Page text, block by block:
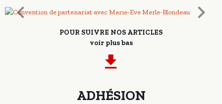
POUR SUIVRE NOS ARTICLES
voir plus bas
ADHÉSION